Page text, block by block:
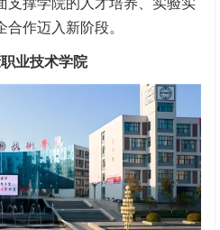
支撑学院的人才培养、实验实
作迈入新阶段。
业技术学院